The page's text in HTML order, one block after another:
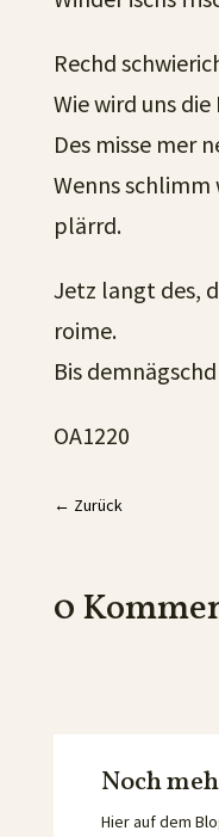
Rechd
Wie wird uns
Des misse mer
Wenns
plärrd.
Jetz langt des,
roime.
Bis
OA1220
← Zurück
0
Noch
Hier auf dem